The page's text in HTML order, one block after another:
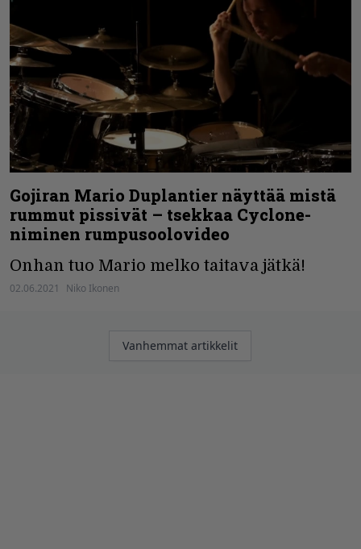
Gojiran Mario Duplantier näyttää mistä
rummut pissivät – tsekkaa Cyclone-
niminen rumpusoolovideo
Onhan tuo Mario melko taitava jätkä!
02.06.2021 Niko Ikonen
Artikkelien
Vanhemmat artikkelit